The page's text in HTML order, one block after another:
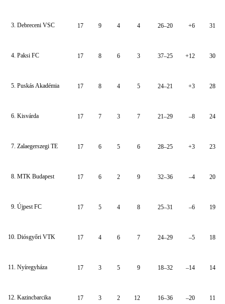
3. Debreceni VSC 17 9 4 4 26–20 +6 31
4. Paksi FC 17 8 6 3 37–25 +12 30
5. Puskás Akadémia 17 8 4 5 24–21 +3 28
6. Kisvárda 17 7 3 7 21–29 –8 24
7. Zalaegerszegi TE 17 6 5 6 28–25 +3 23
8. MTK Budapest 17 6 2 9 32–36 –4 20
9. Újpest FC 17 5 4 8 25–31 –6 19
10. Diósgyőri VTK 17 4 6 7 24–29 –5 18
11. Nyíregyháza 17 3 5 9 18–32 –14 14
12. Kazincbarcika 17 3 2 12 16–36 –20 11